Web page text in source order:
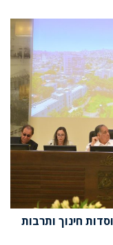
חינוך ותרבות